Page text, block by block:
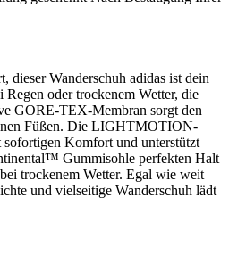
dieser Wanderschuh adidas ist dein
oder trockenem Wetter, die
GORE-TEX-Membran sorgt den
Füßen. Die LIGHTMOTION-
Komfort und unterstützt
Gummisohle perfekten Halt
trockenem Wetter. Egal wie weit
und vielseitige Wanderschuh lädt